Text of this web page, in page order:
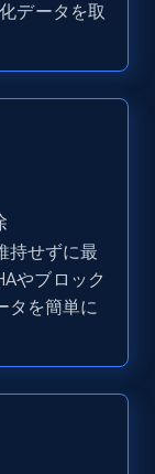
-
use the
データを取
持せずに最
やブロック
タを簡単に